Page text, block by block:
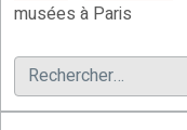
musées à Paris
Rechercher :